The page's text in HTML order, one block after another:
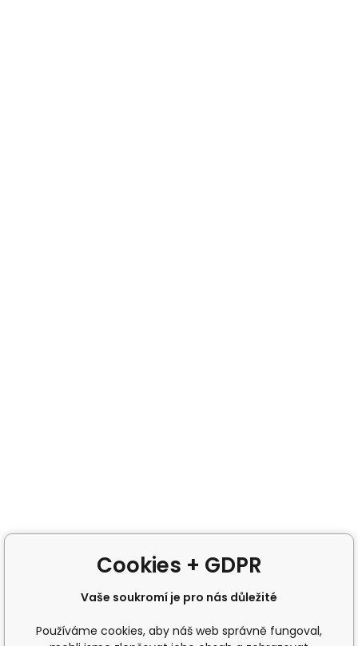
Cookies + GDPR
Vaše soukromí je pro nás důležité
Používáme cookies, aby náš web správně fungoval,